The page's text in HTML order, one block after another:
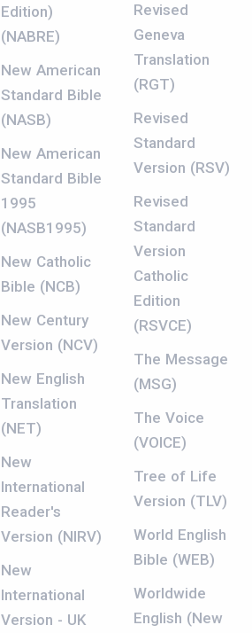
Edition)
(NABRE)
New American
Standard Bible
(NASB)
New American
Standard Bible
1995
(NASB1995)
New Catholic
Bible (NCB)
New Century
Version (NCV)
New English
Translation
(NET)
New
International
Reader's
Version (NIRV)
New
International
Version - UK
Revised
Geneva
Translation
(RGT)
Revised
Standard
Version (RSV)
Revised
Standard
Version
Catholic
Edition
(RSVCE)
The Message
(MSG)
The Voice
(VOICE)
Tree of Life
Version (TLV)
World English
Bible (WEB)
Worldwide
English (New